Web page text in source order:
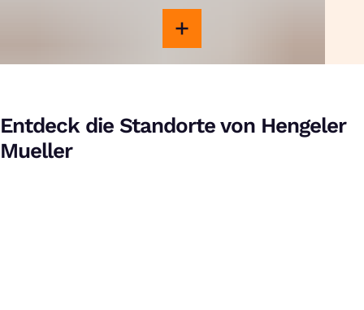
Entdeck die Standorte von Hengeler
Mueller